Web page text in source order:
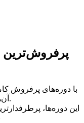
با دوره‌های پرفروش
آن‌ها را انتخاب کرده‌اند و نتایج واقعی گرفته‌اند.
این دوره‌ها،